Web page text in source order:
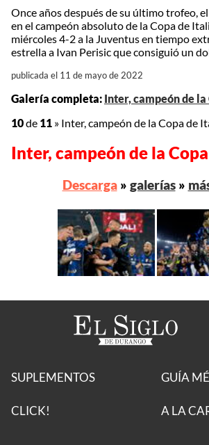
Once años después de su último trofeo,
en el campeón absoluto de la Copa de
miércoles 4-2 a la Juventus en tiempo
estrella a Ivan Perisic que consiguió un
publicada el 11 de mayo de 2022
Galería completa: Inter, campeón de
10de 11 » Inter, campeón de la Copa de
Inter, campeón de la
Descarga» galerías»
SUPLEMENTOS
CLICK!
GUÍA
A LA